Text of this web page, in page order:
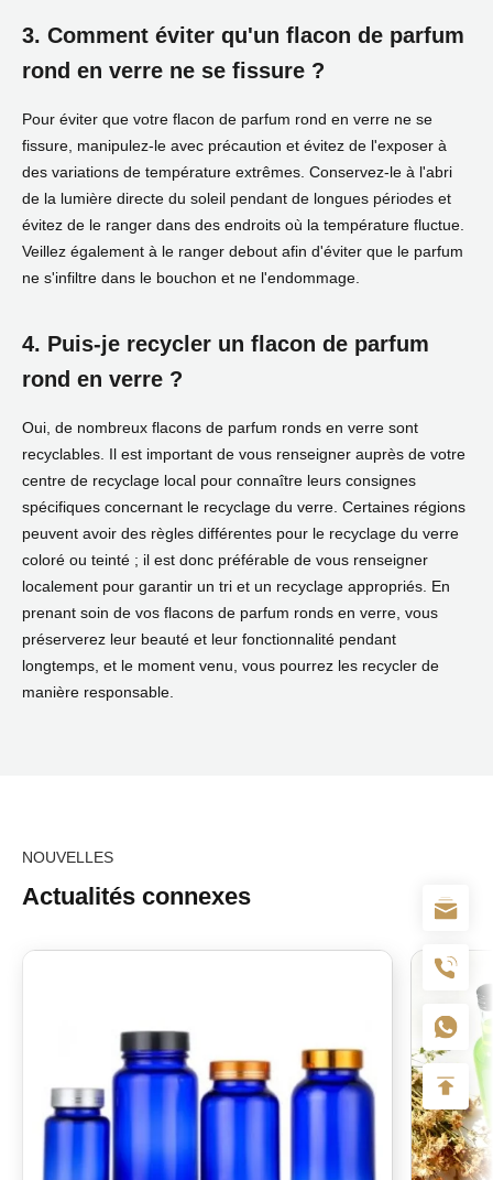
3. Comment éviter qu'un flacon de parfum
rond en verre ne se fissure ?
Pour éviter que votre flacon de parfum rond en verre ne se
fissure, manipulez-le avec précaution et évitez de l'exposer à
des variations de température extrêmes. Conservez-le à l'abri
de la lumière directe du soleil pendant de longues périodes et
évitez de le ranger dans des endroits où la température fluctue.
Veillez également à le ranger debout afin d'éviter que le parfum
ne s'infiltre dans le bouchon et ne l'endommage.
4. Puis-je recycler un flacon de parfum
rond en verre ?
Oui, de nombreux flacons de parfum ronds en verre sont
recyclables. Il est important de vous renseigner auprès de votre
centre de recyclage local pour connaître leurs consignes
spécifiques concernant le recyclage du verre. Certaines régions
peuvent avoir des règles différentes pour le recyclage du verre
coloré ou teinté ; il est donc préférable de vous renseigner
localement pour garantir un tri et un recyclage appropriés. En
prenant soin de vos flacons de parfum ronds en verre, vous
préserverez leur beauté et leur fonctionnalité pendant
longtemps, et le moment venu, vous pourrez les recycler de
manière responsable.
NOUVELLES
Actualités connexes